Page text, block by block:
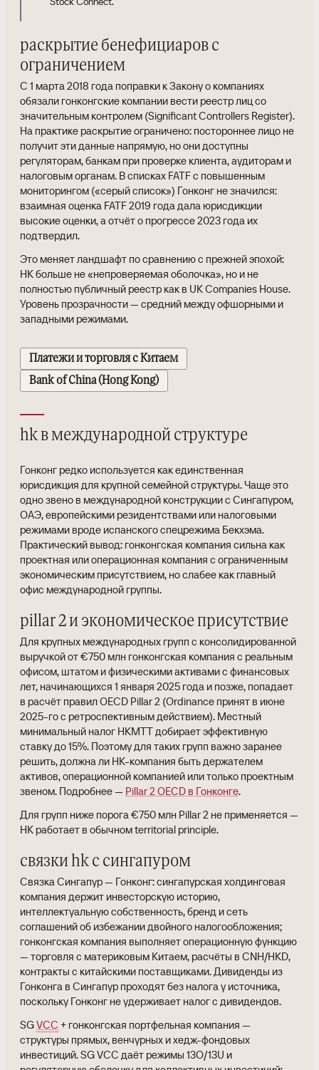
раскрытие бенефициаров с
ограничением
С 1 марта 2018 года поправки к Закону о компаниях
обязали гонконгские компании вести реестр лиц со
значительным контролем (Significant Controllers Register).
На практике раскрытие ограничено: постороннее лицо не
получит эти данные напрямую, но они доступны
регуляторам, банкам при проверке клиента, аудиторам и
налоговым органам. В списках FATF с повышенным
мониторингом («серый список») Гонконг не значился:
взаимная оценка FATF 2019 года дала юрисдикции
высокие оценки, а отчёт о прогрессе 2023 года их
подтвердил.
Это меняет ландшафт по сравнению с прежней эпохой:
HK больше не «непроверяемая оболочка», но и не
полностью публичный реестр как в UK Companies House.
Уровень прозрачности — средний между офшорными и
западными режимами.
Платежи и торговля с Китаем
Bank of China (Hong Kong)
hk в международной структуре
Гонконг редко используется как единственная
юрисдикция для крупной семейной структуры. Чаще это
одно звено в международной конструкции с Сингапуром,
ОАЭ, европейскими резидентствами или налоговыми
режимами вроде испанского спецрежима Бекхэма.
Практический вывод: гонконгская компания сильна как
проектная или операционная компания с ограниченным
экономическим присутствием, но слабее как главный
офис международной группы.
pillar 2 и экономическое присутствие
Для крупных международных групп с консолидированной
выручкой от €750 млн гонконгская компания с реальным
офисом, штатом и физическими активами с финансовых
лет, начинающихся 1 января 2025 года и позже, попадает
в расчёт правил OECD Pillar 2 (Ordinance принят в июне
2025-го с ретроспективным действием). Местный
минимальный налог HKMTT добирает эффективную
ставку до 15%. Поэтому для таких групп важно заранее
решить, должна ли HK-компания быть держателем
активов, операционной компанией или только проектным
звеном. Подробнее — Pillar 2 OECD в Гонконге.
Для групп ниже порога €750 млн Pillar 2 не применяется —
HK работает в обычном territorial principle.
связки hk с сингапуром
Связка Сингапур — Гонконг: сингапурская холдинговая
компания держит инвесторскую историю,
интеллектуальную собственность, бренд и сеть
соглашений об избежании двойного налогообложения;
гонконгская компания выполняет операционную функцию
— торговля с материковым Китаем, расчёты в CNH/HKD,
контракты с китайскими поставщиками. Дивиденды из
Гонконга в Сингапур проходят без налога у источника,
поскольку Гонконг не удерживает налог с дивидендов.
SGVCC + гонконгская портфельная компания —
структуры прямых, венчурных и хедж-фондовых
инвестиций. SG VCC даёт режимы 13O/13U и